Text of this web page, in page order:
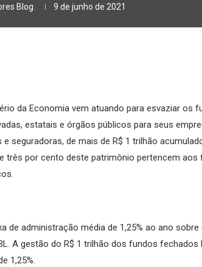
Blog. 9 de junho de 2021
da Economia vem atuando para esvaziar os
estatais e órgãos públicos para seus
seguradoras, de mais de R$ 1 trilhão
três por cento deste patrimônio pertencem aos
de administração média de 1,25% ao ano
A gestão do R$ 1 trilhão dos fundos fechados
1,25%.